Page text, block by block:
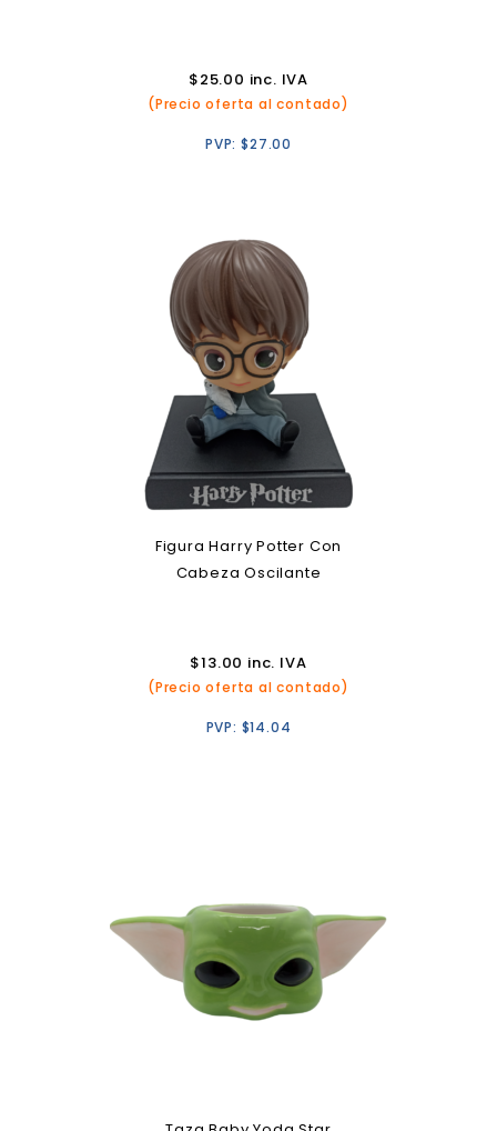
$25.00 inc. IVA
(Precio oferta al contado)
PVP:$27.00
Figura Harry Potter Con
Cabeza Oscilante
$13.00 inc. IVA
(Precio oferta al contado)
PVP: $14.04